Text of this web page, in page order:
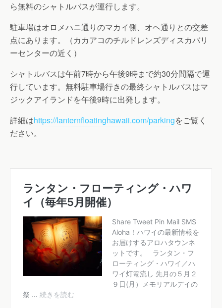
ら無料のシャトルバスが運行します。
駐車場はオロメハニ通りのマカイ側、オヘ通りとの交差
点にあります。（カカアコのチルドレンズディスカバリ
ーセンターの近く）
シャトルバスは午前7時から午後9時まで約30分間隔で運
行しています。無料駐車場行きの最終シャトルバスはマ
ジックアイランドを午後9時に出発します。
詳細はhttps://lanternfloatinghawaii.com/parkingをご覧く
ださい。